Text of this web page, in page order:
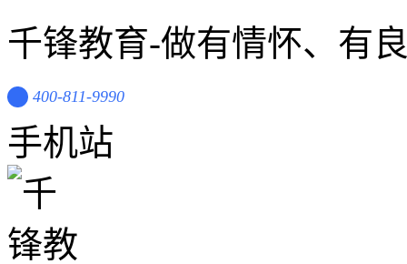
千锋教育-做有情怀、有
400-811-9990
手机站